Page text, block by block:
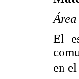
Área
El
en el